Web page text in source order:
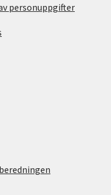
personuppgifter